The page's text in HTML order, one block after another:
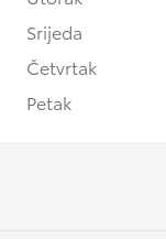
Srijeda
Četvrtak
Petak